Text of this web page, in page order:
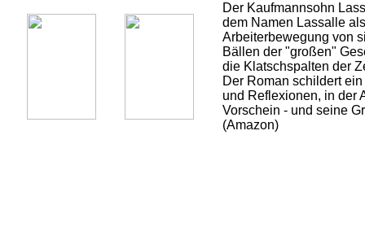
Der Kaufmannsohn
dem Namen Lassalle
Arbeiterbewegung von
Bällen der "großen"
die Klatschspalten der
Der Roman schildert
und Reflexionen, in der
Vorschein - und seine
(Amazon)